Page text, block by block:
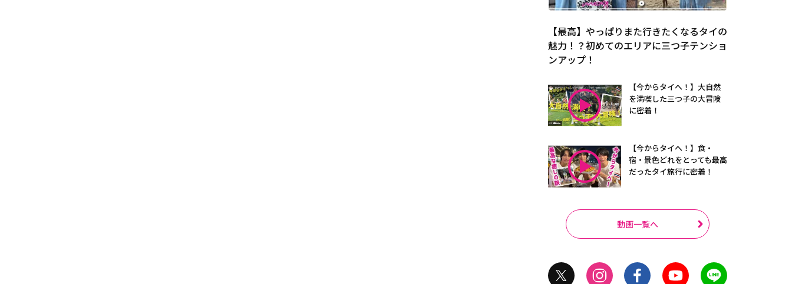
【最高】やっぱりまた行きたくなるタイの
魅力！？初めてのエリアに三つ子テンショ
ンアップ！
【今からタイへ！】大自然
を満喫した三つ子の大冒険
に密着！
【今からタイへ！】食・
宿・景色どれをとっても最高
だったタイ旅行に密着！
動画一覧へ